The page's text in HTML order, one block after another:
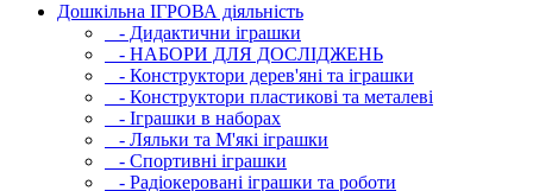
Дошкільна ІГРОВА діяльність
- Дидактични іграшки
- НАБОРИ ДЛЯ ДОСЛІДЖЕНЬ
- Конструктори дерев'яні та іграшки
- Конструктори пластикові та металеві
- Іграшки в наборах
- Ляльки та М'які іграшки
- Спортивні іграшки
- Радіокеровані іграшки та роботи